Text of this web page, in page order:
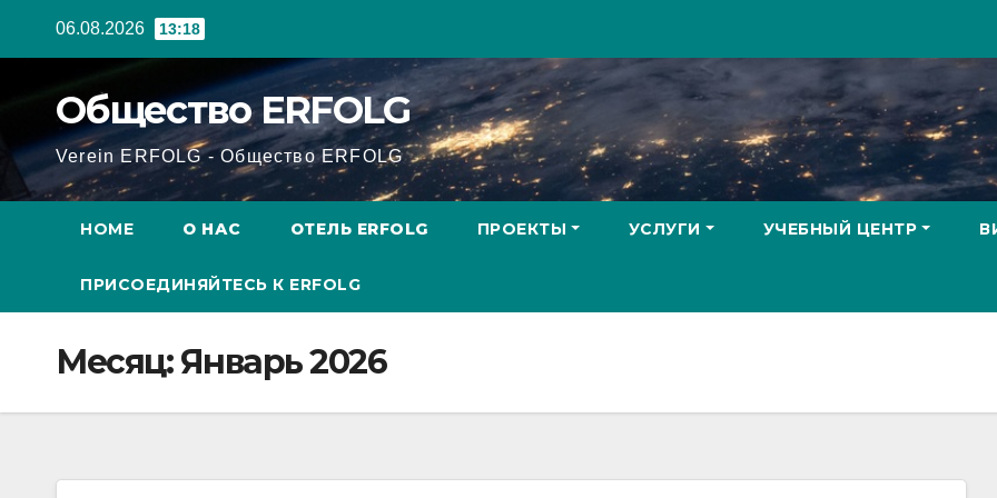
06.08.2026 13:18
Общество ERFOLG
Verein ERFOLG - Общество ERFOLG
HOME О НАС ОТЕЛЬ ERFOLG ПРОЕКТЫ УСЛУГИ УЧЕБНЫЙ ЦЕНТР
ПРИСОЕДИНЯЙТЕСЬ К ERFOLG
Месяц:Январь 2026